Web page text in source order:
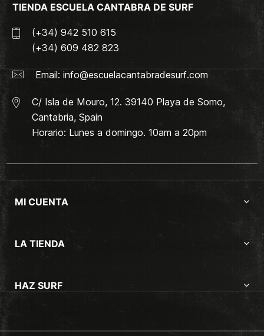
TIENDA ESCUELA CANTABRA DE SURF
(+34) 942 510 615
(+34) 609 482 823
Email: info@escuelacantabradesurf.com
C/ Isla de Mouro, 12. 39140 Playa de Somo,
Cantabria, Spain
Horario: Lunes a domingo. 10am a 20pm
MI CUENTA
LA TIENDA
HAZ SURF